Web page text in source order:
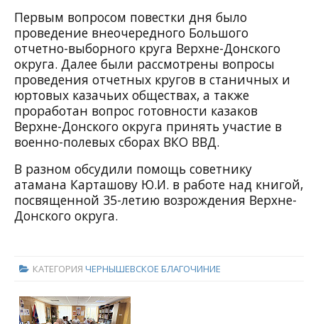
Первым вопросом повестки дня было
проведение внеочередного Большого
отчетно-выборного круга Верхне-Донского
округа. Далее были рассмотрены вопросы
проведения отчетных кругов в станичных и
юртовых казачьих обществах, а также
проработан вопрос готовности казаков
Верхне-Донского округа принять участие в
военно-полевых сборах ВКО ВВД.
В разном обсудили помощь советнику
атамана Карташову Ю.И. в работе над книгой,
посвященной 35-летию возрождения Верхне-
Донского округа.
КАТЕГОРИЯ ЧЕРНЫШЕВСКОЕ БЛАГОЧИНИЕ